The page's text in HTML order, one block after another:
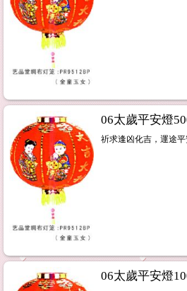
06太歲平安燈
祈求逢凶化吉，運途平
06太歲平安燈